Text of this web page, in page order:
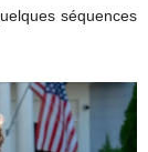
séquences